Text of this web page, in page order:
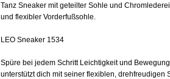
Tanz Sneaker mit geteilter Sohle und
und flexibler Vorderfußsohle.
LEO Sneaker 1534
Spüre bei jedem Schritt Leichtigkeit und
unterstützt dich mit seiner flexiblen, drehfreudigen